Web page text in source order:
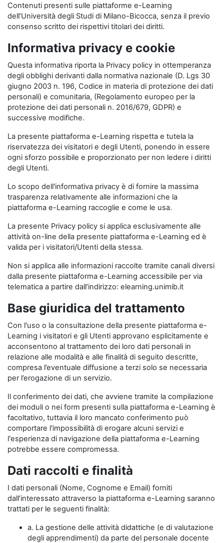
Contenuti presenti sulle piattaforme e-Learning
dell’Università degli Studi di Milano-Bicocca, senza il previo
consenso scritto dei rispettivi titolari dei diritti.
Informativa privacy e cookie
Questa informativa riporta la Privacy policy in ottemperanza
degli obblighi derivanti dalla normativa nazionale (D. Lgs 30
giugno 2003 n. 196, Codice in materia di protezione dei dati
personali) e comunitaria, (Regolamento europeo per la
protezione dei dati personali n. 2016/679, GDPR) e
successive modifiche.
La presente piattaforma e-Learning rispetta e tutela la
riservatezza dei visitatori e degli Utenti, ponendo in essere
ogni sforzo possibile e proporzionato per non ledere i diritti
degli Utenti.
Lo scopo dell'informativa privacy è di fornire la massima
trasparenza relativamente alle informazioni che la
piattaforma e-Learning raccoglie e come le usa.
La presente Privacy policy si applica esclusivamente alle
attività on-line della presente piattaforma e-Learning ed è
valida per i visitatori/Utenti della stessa.
Non si applica alle informazioni raccolte tramite canali diversi
dalla presente piattaforma e-Learning accessibile per via
telematica a partire dall’indirizzo: elearning.unimib.it
Base giuridica del trattamento
Con l'uso o la consultazione della presente piattaforma e-
Learning i visitatori e gli Utenti approvano esplicitamente e
acconsentono al trattamento dei loro dati personali in
relazione alle modalità e alle finalità di seguito descritte,
compresa l’eventuale diffusione a terzi solo se necessaria
per l’erogazione di un servizio.
Il conferimento dei dati, che avviene tramite la compilazione
dei moduli o nei form presenti sulla piattaforma e-Learning è
facoltativo, tuttavia il loro mancato conferimento può
comportare l'impossibilità di erogare alcuni servizi e
l'esperienza di navigazione della piattaforma e-Learning
potrebbe essere compromessa.
Dati raccolti e finalità
I dati personali (Nome, Cognome e Email) forniti
dall’interessato attraverso la piattaforma e-Learning saranno
trattati per le seguenti finalità:
a. La gestione delle attività didattiche (e di valutazione
degli apprendimenti) da parte del personale docente